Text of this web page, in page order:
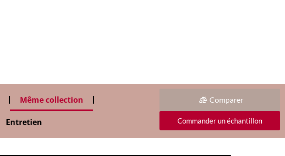
Même collection
Entretien
Comparer
Commander un échantillon